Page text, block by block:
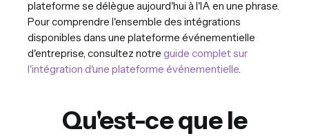
plateforme se délègue aujourd'hui à l'IA en une phrase.
Pour comprendre l'ensemble des intégrations
disponibles dans une plateforme événementielle
d'entreprise, consultez notre guide complet sur
l'intégration d'une plateforme événementielle
Qu'est-ce que le